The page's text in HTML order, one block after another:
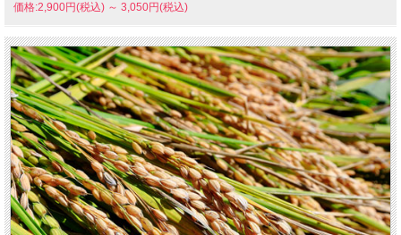
価格:2,900円(税込) ～ 3,050円(税込)